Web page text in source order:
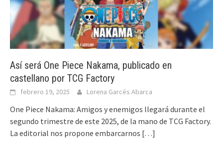
Así será One Piece Nakama, publicado en
castellano por TCG Factory
febrero 19, 2025 Lorena Garcés Abarca
One Piece Nakama: Amigos y enemigos llegará durante el
segundo trimestre de este 2025, de la mano de TCG Factory.
La editorial nos propone embarcarnos […]